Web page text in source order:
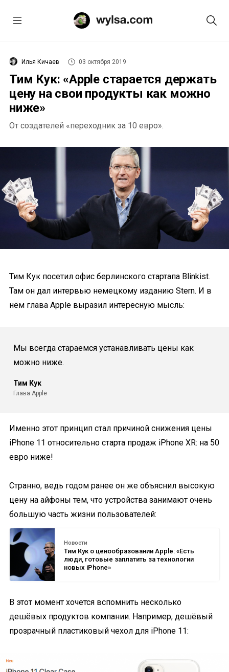
Илья Кичаев 03 октября 2019
Тим Кук: «Apple старается держать
цену на свои продукты как можно
ниже»
От создателей «переходник за 10 евро».
Тим Кук посетил офис берлинского стартапа Blinkist.
Там он дал интервью немецкому изданию Stern. И в
нём глава Apple выразил интересную мысль:
Мы всегда стараемся устанавливать цены как
можно ниже.
Тим Кук
Глава Apple
Именно этот принцип стал причиной снижения цены
iPhone 11 относительно старта продаж iPhone XR: на 50
евро ниже!
Странно, ведь годом ранее он же объяснил высокую
цену на айфоны тем, что устройства занимают очень
большую часть жизни пользователей:
Новости
Тим Кук о ценообразовании Apple: «Есть
люди, готовые заплатить за технологии
новых iPhone»
В этот момент хочется вспомнить несколько
дешёвых продуктов компании. Например, дешёвый
прозрачный пластиковый чехол для iPhone 11: